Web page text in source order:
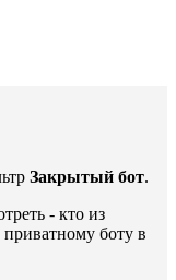
Закрытый бот.
- кто из
боту в